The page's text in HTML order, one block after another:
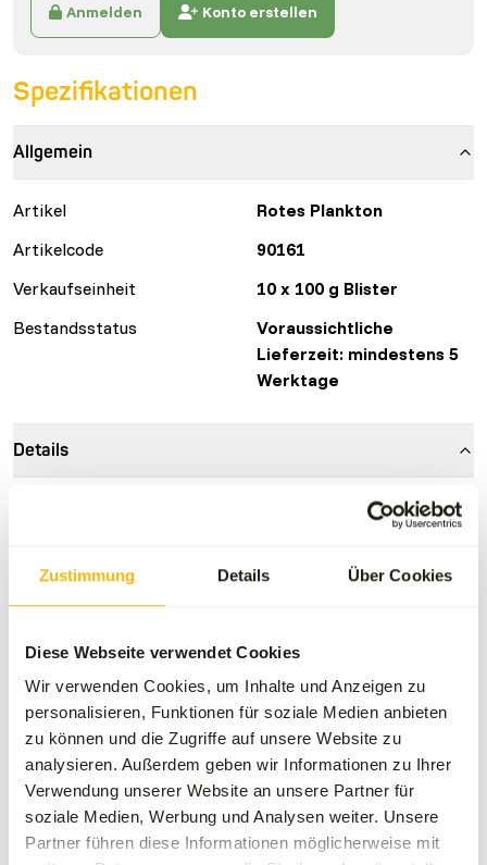
Zustimmung Details Über Cookies
Diese Webseite verwendet Cookies
Wir verwenden Cookies, um Inhalte und Anzeigen zu
personalisieren, Funktionen für soziale Medien anbieten
zu können und die Zugriffe auf unsere Website zu
analysieren. Außerdem geben wir Informationen zu Ihrer
Verwendung unserer Website an unsere Partner für
soziale Medien, Werbung und Analysen weiter. Unsere
Partner führen diese Informationen möglicherweise mit
Über dieses Produkt
Für weitere Informationen zu diesem Produkt und der
Anmelden Konto erstellen
Spezifikationen
Allgemein
Artikel
Rotes Plankton
Artikelcode
90161
Verkaufseinheit
10 x 100 g Blister
Bestandsstatus
Voraussichtliche
Lieferzeit: mindestens 5
Werktage
Details
Frozen Fish Food
Bei diesem Produkt handelt es sich um Rohfutter. Bitte
beachten Sie die Hygiene-Vorschriften.